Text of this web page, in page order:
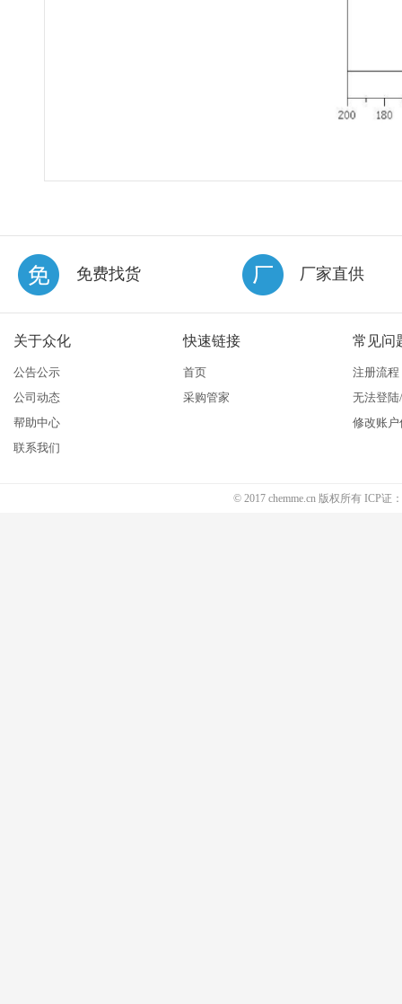
免费找货 厂家直供
关于众化
公告公示
公司动态
帮助中心
联系我们
快速链接
首页
采购管家
常见问
注册流程
无法登
修改账户
© 2017 chemme.cn 版权所有 ICP证：